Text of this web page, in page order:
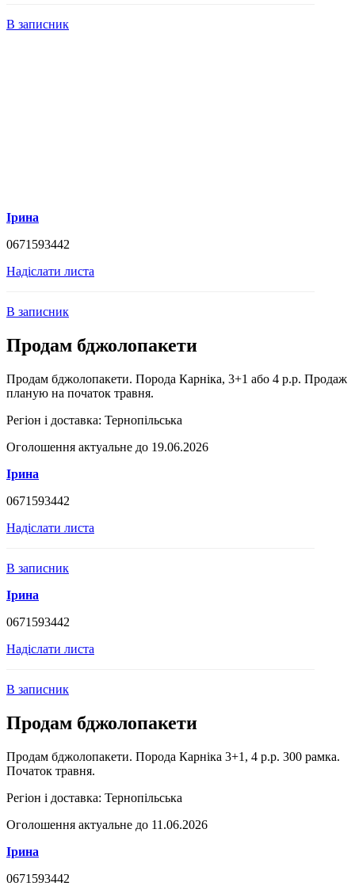
В записник
Ірина
0671593442
Надіслати листа
В записник
Продам бджолопакети
Продам бджолопакети. Порода Карніка, 3+1 або 4 р.р. Продаж
планую на початок травня.
Регіон і доставка: Тернопільська
Оголошення актуальне до 19.06.2026
Ірина
0671593442
Надіслати листа
В записник
Ірина
0671593442
Надіслати листа
В записник
Продам бджолопакети
Продам бджолопакети. Порода Карніка 3+1, 4 р.р. 300 рамка.
Початок травня.
Регіон і доставка: Тернопільська
Оголошення актуальне до 11.06.2026
Ірина
0671593442